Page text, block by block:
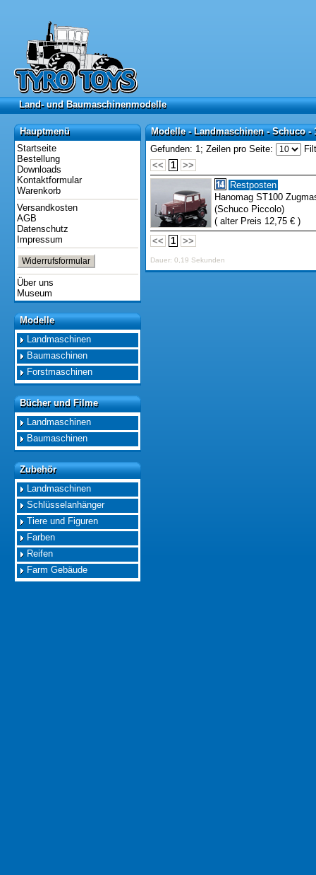
Land- und Baumaschinenmodelle
Land- und Baumaschinenmodelle
Hauptmenü
Hauptmenü
Startseite
Bestellung
Downloads
Kontaktformular
Warenkorb
Versandkosten
AGB
Datenschutz
Impressum
Widerrufsformular
Über uns
Museum
Modelle
Modelle
Landmaschinen
Baumaschinen
Forstmaschinen
Bücher und Filme
Bücher und Filme
Landmaschinen
Baumaschinen
Zubehör
Zubehör
Landmaschinen
Schlüsselanhänger
Tiere und Figuren
Farben
Reifen
Farm Gebäude
Modelle - Landmaschinen - Schuco -
Modelle - Landmaschinen - Schuco -
Gefunden: 1; Zeilen pro Seite:
<<
1
>>
Restposten
Hanomag ST100
(Schuco Piccolo)
( alter Preis 12,75 € )
<<
1 >>
Dauer: 0,19 Sekunden